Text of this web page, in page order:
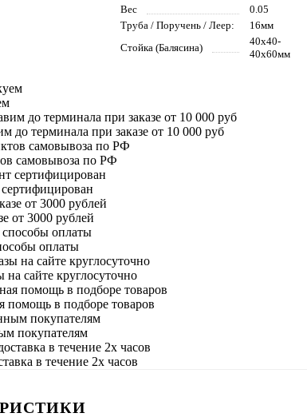
Вес
0.05
Труба / Поручень / Леер:
16мм
Стойка (Балясина)
40х40-
40х60мм
до терминала при заказе от 10 000 руб
самовывоза по РФ
от 3000 рублей
оплаты
сайте круглосуточно
помощь в подборе товаров
покупателям
в течение 2х часов